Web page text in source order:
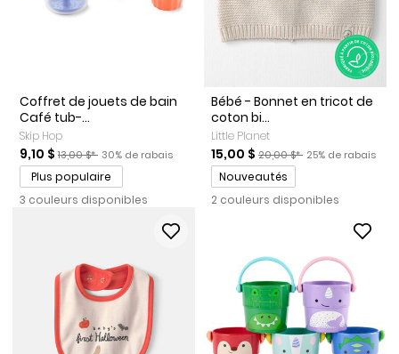
Coffret de jouets de bain
Café tub-...
Skip Hop
Prix de solde
9,10 $Prix ​​de détail suggéré par le fabricant
13,00 $* Pourcentage de rabais
30% de rabais
Plus populaire
3 couleurs disponibles
Bébé - Bonnet en tricot de
coton bi...
Little Planet
Prix de solde
15,00 $ Prix ​​de détail suggéré par
20,00 $* Pourcentage de
25% de rabais
Promotions
Nouveautés
2 couleurs disponibles